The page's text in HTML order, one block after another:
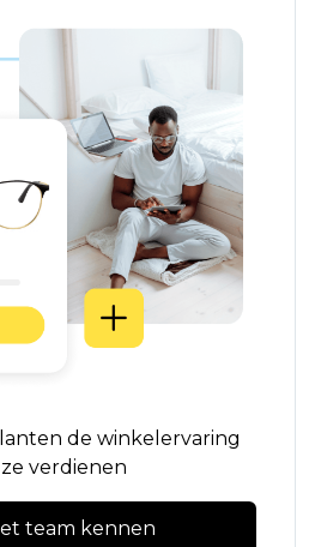
de winkelervaring
verdienen
team kennen